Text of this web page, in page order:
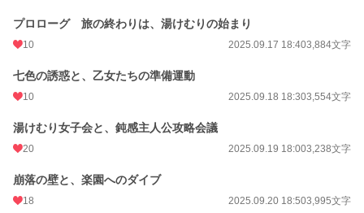
プロローグ 旅の終わりは、湯けむりの始まり
10 2025.09.17 18:403,884文字
七色の誘惑と、乙女たちの準備運動
10 2025.09.18 18:303,554文字
湯けむり女子会と、鈍感主人公攻略会議
20 2025.09.19 18:003,238文字
崩落の壁と、楽園へのダイブ
18 2025.09.20 18:503,995文字